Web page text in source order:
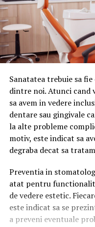
Sanatatea trebuie sa
dintre noi. Atunci cand
sa avem in vedere
dentare sau gingivale
la alte probleme
motiv, este indicat sa
degraba decat sa
Preventia in
atat pentru
de vedere estetic.
este indicat sa se
a preveni eventuale